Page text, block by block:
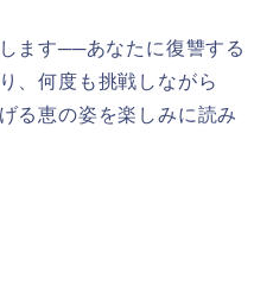
ます──あなたに復讐する
、何度も挑戦しながら
る恵の姿を楽しみに読み